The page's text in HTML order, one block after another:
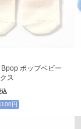
ポップベビー
ス
込
円